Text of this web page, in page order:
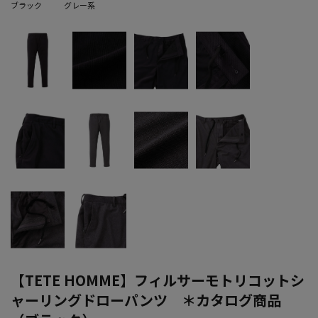
ブラック
グレー系
【TETE HOMME】フィルサーモトリコットシ
ャーリングドローパンツ ＊カタログ商品